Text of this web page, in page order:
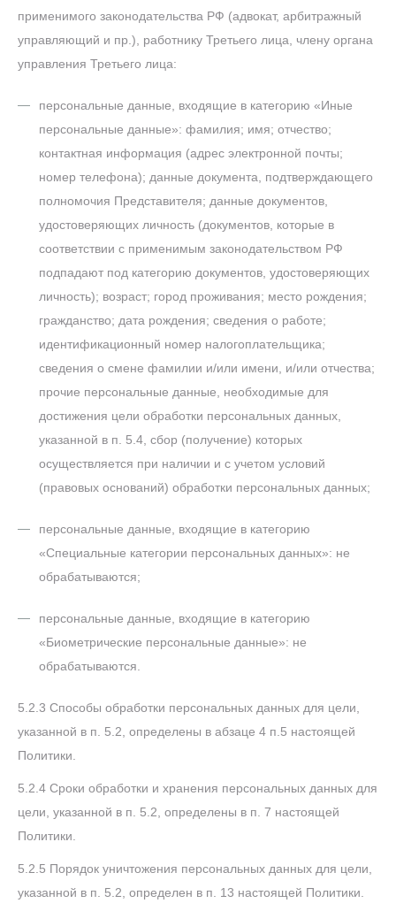
применимого законодательства РФ (адвокат, арбитражный
управляющий и пр.), работнику Третьего лица, члену органа
управления Третьего лица:
персональные данные, входящие в категорию «Иные
персональные данные»: фамилия; имя; отчество;
контактная информация (адрес электронной почты;
номер телефона); данные документа, подтверждающего
полномочия Представителя; данные документов,
удостоверяющих личность (документов, которые в
соответствии с применимым законодательством РФ
подпадают под категорию документов, удостоверяющих
личность); возраст; город проживания; место рождения;
гражданство; дата рождения; сведения о работе;
идентификационный номер налогоплательщика;
сведения о смене фамилии и/или имени, и/или отчества;
прочие персональные данные, необходимые для
достижения цели обработки персональных данных,
указанной в п. 5.4, сбор (получение) которых
осуществляется при наличии и с учетом условий
(правовых оснований) обработки персональных данных;
персональные данные, входящие в категорию
«Специальные категории персональных данных»: не
обрабатываются;
персональные данные, входящие в категорию
«Биометрические персональные данные»: не
обрабатываются.
5.2.3 Способы обработки персональных данных для цели,
указанной в п. 5.2, определены в абзаце 4 п.5 настоящей
Политики.
5.2.4 Сроки обработки и хранения персональных данных для
цели, указанной в п. 5.2, определены в п. 7 настоящей
Политики.
5.2.5 Порядок уничтожения персональных данных для цели,
указанной в п. 5.2, определен в п. 13 настоящей Политики.